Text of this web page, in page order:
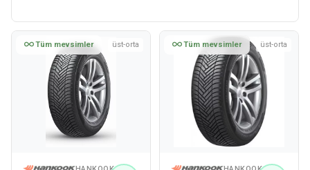
Tüm mevsimler üst-orta Tüm mevsimler üst-orta